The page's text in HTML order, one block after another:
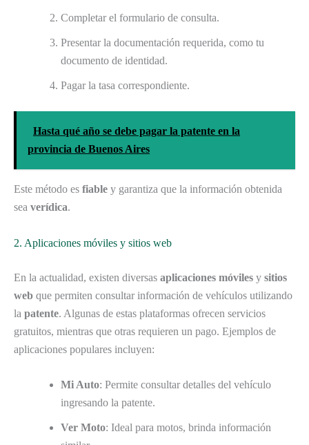
Completar el formulario de consulta.
Presentar la documentación requerida, como tu
documento de identidad.
Pagar la tasa correspondiente.
Hasta qué año se debe pagar la patente en la
provincia de Buenos Aires
Este método es fiable y garantiza que la información obtenida
sea verídica.
2. Aplicaciones móviles y sitios web
En la actualidad, existen diversas aplicaciones móviles y sitios
web que permiten consultar información de vehículos utilizando
la patente. Algunas de estas plataformas ofrecen servicios
gratuitos, mientras que otras requieren un pago. Ejemplos de
aplicaciones populares incluyen:
Mi Auto: Permite consultar detalles del vehículo
ingresando la patente.
Ver Moto: Ideal para motos, brinda información